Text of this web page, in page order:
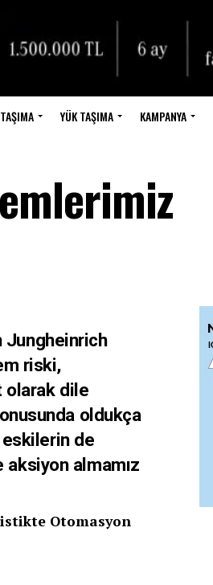
YÜK TAŞIMA KAMPANYA
Jungheinrich
riski,
olarak dile
oldukça
de
almamız
Otomasyon